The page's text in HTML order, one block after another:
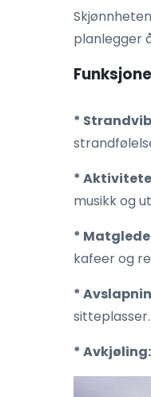
planlegger
*
*
musikk og
*
kafeer og
*
sitteplasser.
* Avkjøling: